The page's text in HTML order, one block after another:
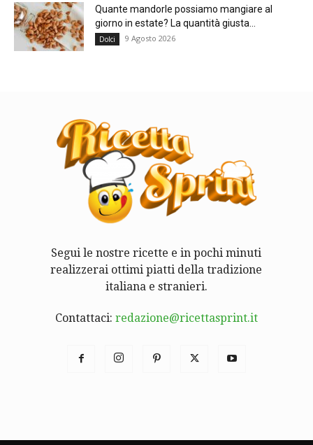
Quante mandorle possiamo mangiare al
giorno in estate? La quantità giusta...
Dolci 9 Agosto 2026
Segui le nostre ricette e in pochi minuti
realizzerai ottimi piatti della tradizione
italiana e stranieri.
Contattaci: redazione@ricettasprint.it